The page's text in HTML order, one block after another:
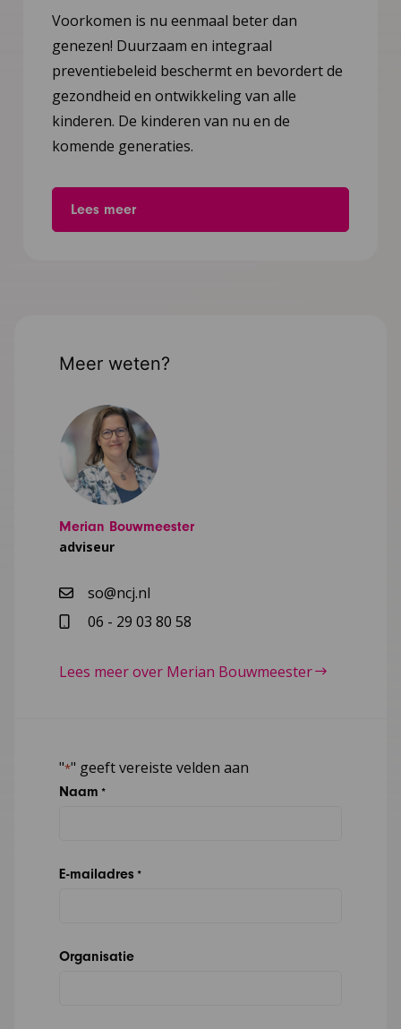
Voorkomen is nu eenmaal beter dan
genezen! Duurzaam en integraal
preventiebeleid beschermt en bevordert de
gezondheid en ontwikkeling van alle
kinderen. De kinderen van nu en de
komende generaties.
Lees meer
Meer weten?
Merian Bouwmeester
adviseur
so@ncj.nl
06 - 29 03 80 58
Lees meer over Merian Bouwmeester
"*" geeft vereiste velden aan
Naam *
E-mailadres *
Organisatie